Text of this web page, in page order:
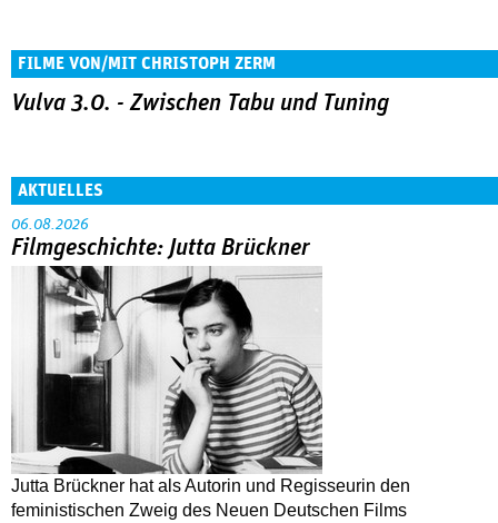
FILME VON/MIT CHRISTOPH ZERM
Vulva 3.0. - Zwischen Tabu und Tuning
AKTUELLES
06.08.2026
Filmgeschichte: Jutta Brückner
Jutta Brückner hat als Autorin und Regisseurin den
feministischen Zweig des Neuen Deutschen Films